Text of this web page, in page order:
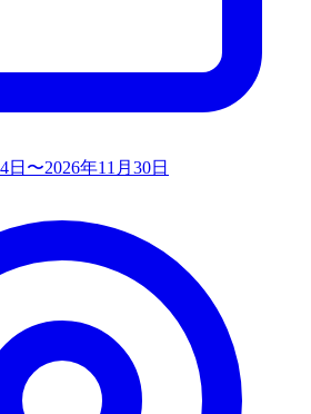
日〜2026年11月30日